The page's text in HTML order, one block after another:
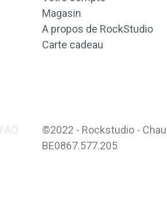
Magasin
A propos de RockStudio
Carte cadeau
FAQ
©2022 - Rockstudio -
BE0867.577.205